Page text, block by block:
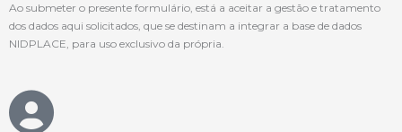
Ao submeter o presente formulário, está a aceitar a gestão e tratamento
dos dados aqui solicitados, que se destinam a integrar a base de dados
NIDPLACE, para uso exclusivo da própria.